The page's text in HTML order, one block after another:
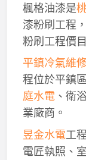
楓格油漆是
漆粉刷工程
粉刷工程價
平鎮冷氣維
程位於平鎮
庭水電、衛
業廠商。
昱金水電工
電匠執照、